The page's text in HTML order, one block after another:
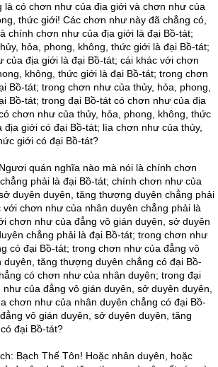
là có chơn như của địa giới và chơn như của
thức giới! Các chơn như này đã chẳng có,
chính chơn như của địa giới là đại Bồ-tát;
hỏa, phong, không, thức giới là đại Bồ-tát;
của địa giới là đại Bồ-tát; cái khác với chơn
không, thức giới là đại Bồ-tát; trong chơn
Bồ-tát; trong chơn như của thủy, hỏa, phong,
Bồ-tát; trong đại Bồ-tát có chơn như của địa
chơn như của thủy, hỏa, phong, không, thức
giới có đại Bồ-tát; lìa chơn như của thủy,
giới có đại Bồ-tát?
quán nghĩa nào mà nói là chính chơn
phải là đại Bồ-tát; chính chơn như của
duyên duyên, tăng thượng duyên chẳng phải
với chơn như của nhân duyên chẳng phải là
chơn như của đẳng vô gián duyên, sở duyên
chẳng phải là đại Bồ-tát; trong chơn như
có đại Bồ-tát; trong chơn như của đẳng vô
duyên, tăng thượng duyên chẳng có đại Bồ-
có chơn như của nhân duyên; trong đại
của đẳng vô gián duyên, sở duyên duyên,
chơn như của nhân duyên chẳng có đại Bồ-
vô gián duyên, sở duyên duyên, tăng
đại Bồ-tát?
Bạch Thế Tôn! Hoặc nhân duyên, hoặc